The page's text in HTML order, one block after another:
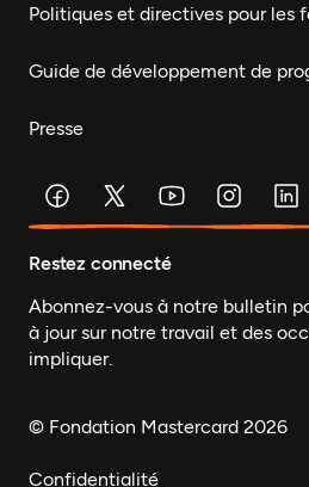
Politiques et directives pour les
Guide de développement de
Presse
Restez connecté
Abonnez-vous à notre bulletin
à jour sur notre travail et des
impliquer.
© Fondation Mastercard 2026
Confidentialité